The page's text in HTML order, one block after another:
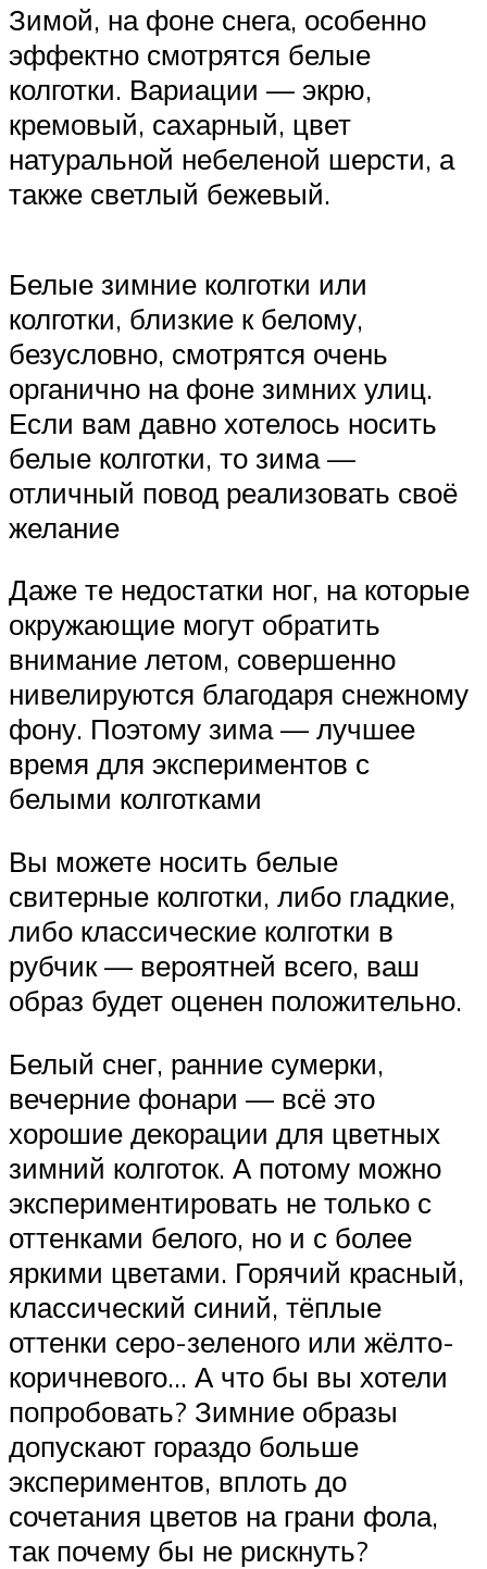
Зимой, на фоне снега, особенно
эффектно смотрятся белые
колготки. Вариации — экрю,
кремовый, сахарный, цвет
натуральной небеленой шерсти, а
также светлый бежевый.
Белые зимние колготки или
колготки, близкие к белому,
безусловно, смотрятся очень
органично на фоне зимних улиц.
Если вам давно хотелось носить
белые колготки, то зима —
отличный повод реализовать своё
желание
Даже те недостатки ног, на которые
окружающие могут обратить
внимание летом, совершенно
нивелируются благодаря снежному
фону. Поэтому зима — лучшее
время для экспериментов с
белыми колготками
Вы можете носить белые
свитерные колготки, либо гладкие,
либо классические колготки в
рубчик — вероятней всего, ваш
образ будет оценен положительно.
Белый снег, ранние сумерки,
вечерние фонари — всё это
хорошие декорации для цветных
зимний колготок. А потому можно
экспериментировать не только с
оттенками белого, но и с более
яркими цветами. Горячий красный,
классический синий, тёплые
оттенки серо-зеленого или жёлто-
коричневого… А что бы вы хотели
попробовать? Зимние образы
допускают гораздо больше
экспериментов, вплоть до
сочетания цветов на грани фола,
так почему бы не рискнуть?